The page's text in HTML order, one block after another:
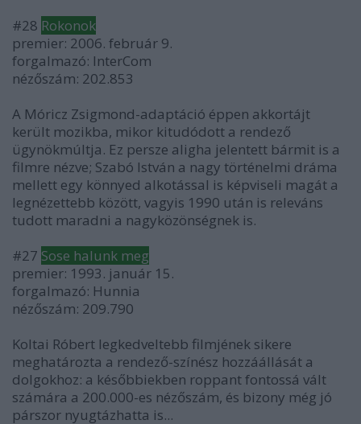
#28 Rokonok
premier: 2006. február 9.
forgalmazó: InterCom
nézőszám: 202.853
A Móricz Zsigmond-adaptáció éppen akkortájt
került mozikba, mikor kitudódott a rendező
ügynökmúltja. Ez persze aligha jelentett bármit is a
filmre nézve; Szabó István a nagy történelmi dráma
mellett egy könnyed alkotással is képviseli magát a
legnézettebb között, vagyis 1990 után is releváns
tudott maradni a nagyközönségnek is.
#27 Sose halunk meg
premier: 1993. január 15.
forgalmazó: Hunnia
nézőszám: 209.790
Koltai Róbert legkedveltebb filmjének sikere
meghatározta a rendező-színész hozzáállását a
dolgokhoz: a későbbiekben roppant fontossá vált
számára a 200.000-es nézőszám, és bizony még jó
párszor nyugtázhatta is...